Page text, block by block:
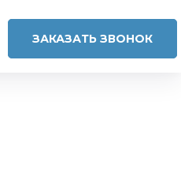
ЗАКАЗАТЬ ЗВОНОК